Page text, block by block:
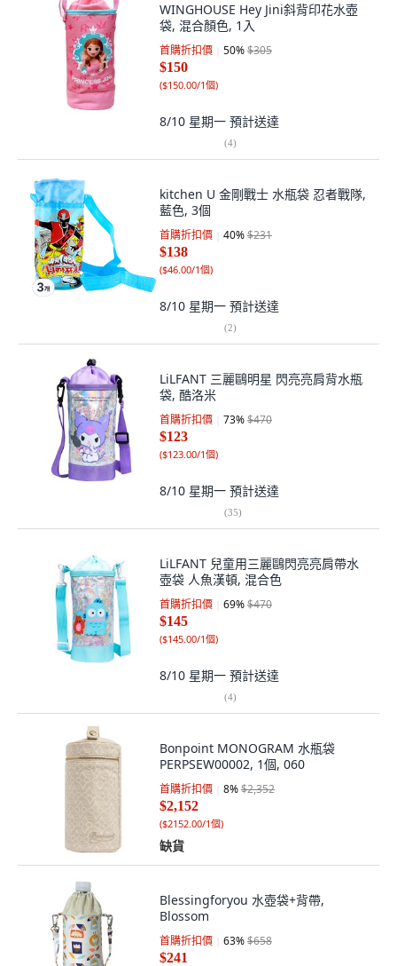
WINGHOUSE Hey Jini斜背印花水壺
袋, 混合顏色, 1入
首購折扣價 50%$305
$150
($150.00/1個)
8/10 星期一 預計送達
(4)
kitchen U 金剛戰士 水瓶袋 忍者戰隊,
藍色, 3個
首購折扣價 40%$231
$138
($46.00/1個)
8/10 星期一 預計送達
(2)
LiLFANT 三麗鷗明星 閃亮亮肩背水瓶
袋, 酷洛米
首購折扣價 73%$470
$123
($123.00/1個)
8/10 星期一 預計送達
(35)
LiLFANT 兒童用三麗鷗閃亮亮肩帶水
壺袋 人魚漢頓, 混合色
首購折扣價 69%$470
$145
($145.00/1個)
8/10 星期一 預計送達
(4)
Bonpoint MONOGRAM 水瓶袋
PERPSEW00002, 1個, 060
首購折扣價 8%$2,352
$2,152
($2152.00/1個)
缺貨
Blessingforyou 水壺袋+背帶,
Blossom
首購折扣價 63%$658
$241